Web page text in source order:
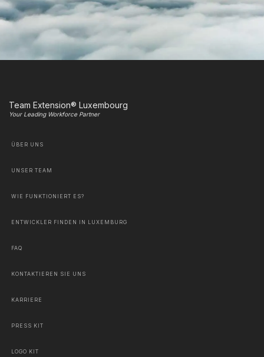
Team Extension® Luxembourg
Your Leading Workforce Partner
ÜBER UNS
UNSER TEAM
WIE FUNKTIONIERT ES?
ENTWICKLER FINDEN IN LUXEMBURG
FAQ
KONTAKTIEREN SIE UNS
KARRIERE
PRESS KIT
LOGO KIT